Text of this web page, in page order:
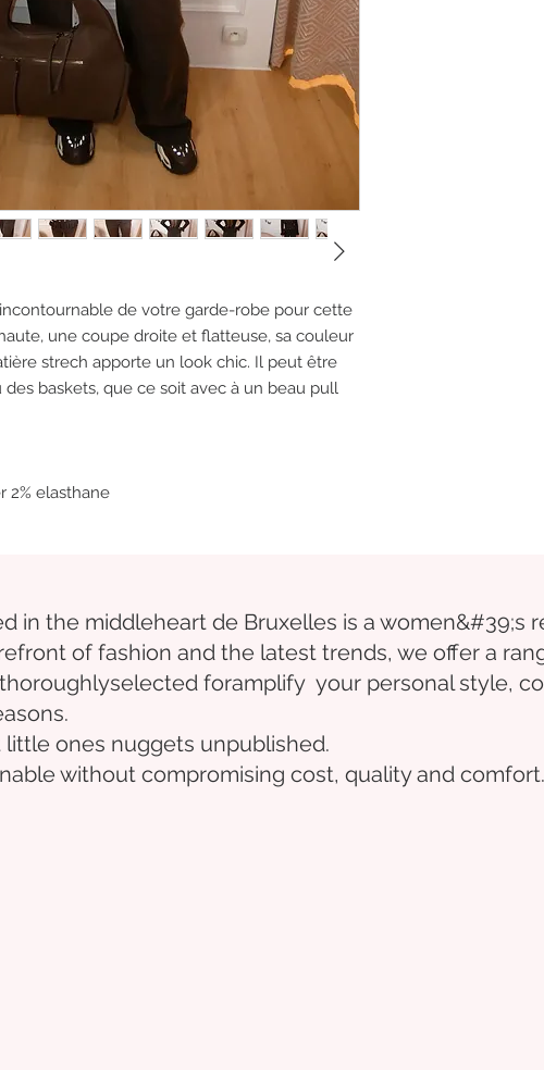
de votre garde-robe pour cette
une coupe droite et flatteuse, sa couleur
strech apporte un look chic. Il peut être
baskets, que ce soit avec à un beau pull
2% elasthane
in the middleheart de Bruxelles is a women&#39;s
of fashion and the latest trends, we offer a
thoroughlyselected foramplify your personal style,
little ones nuggets unpublished.
without compromising cost, quality and comfort.